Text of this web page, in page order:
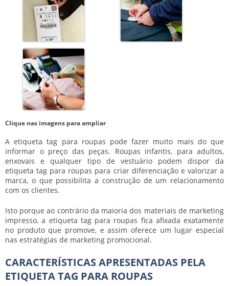
Clique nas imagens para ampliar
Aetiqueta tag para roupas pode fazer muito mais do que
informar o preço das peças. Roupas infantis, para adultos,
enxovais e qualquer tipo de vestuário podem dispor da
etiqueta tag para roupas para criar diferenciação e valorizar a
marca, o que possibilita a construção de um relacionamento
com os clientes.
Isto porque ao contrário da maioria dos materiais de marketing
impresso, a etiqueta tag para roupas fica afixada exatamente
no produto que promove, e assim oferece um lugar especial
nas estratégias de marketing promocional.
CARACTERÍSTICAS APRESENTADAS PELA
ETIQUETA TAG PARA ROUPAS